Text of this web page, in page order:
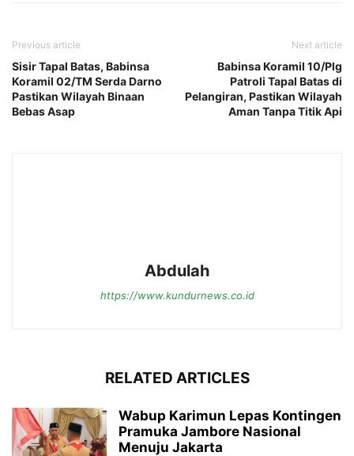
Previous article
Sisir Tapal Batas, Babinsa
Koramil 02/TM Serda Darno
Pastikan Wilayah Binaan
Bebas Asap
Next article
Babinsa Koramil 10/Plg
Patroli Tapal Batas di
Pelangiran, Pastikan Wilayah
Aman Tanpa Titik Api
Abdulah
https://www.kundurnews.co.id
RELATED ARTICLES
Wabup Karimun Lepas Kontingen
Pramuka Jambore Nasional
Menuju Jakarta